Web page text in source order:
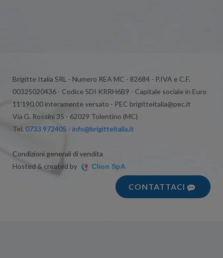
Brigitte Italia SRL - Numero REA MC - 82684 - P.IVA e C.F.
00325020436 - Codice SDI KRRH6B9 - Capitale sociale in Euro
11’190,00 interamente versato - PEC brigitteitalia@pec.it
Via G. Rossini 35 - 62029 Tolentino (MC)
Tel. 0733 972405 - info@brigitteitalia.it
Condizioni generali di vendita
Hosted & created by
Clion SpA
CONTATTACI